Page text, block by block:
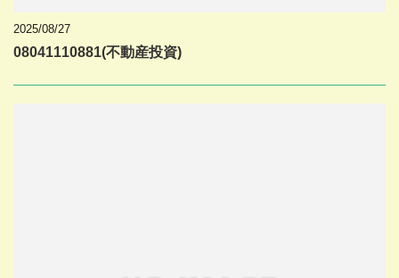
2025/08/27
08041110881(不動産投資)